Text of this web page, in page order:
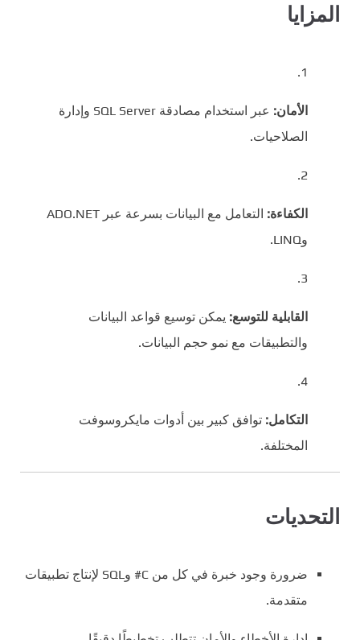
المزايا
الأمان:
عبر استخدام مصادقة SQL Server وإدارة
الصلاحيات.
الكفاءة:
التعامل مع البيانات بسرعة عبر ADO.NET
وLINQ.
القابلية للتوسع: يمكن توسيع قواعد البيانات
والتطبيقات مع نمو حجم البيانات.
التكامل: توافق كبير بين أدوات مايكروسوفت
المختلفة.
التحديات
ضرورة وجود خبرة في كل من C# وSQL لإنتاج تطبيقات
متقدمة.